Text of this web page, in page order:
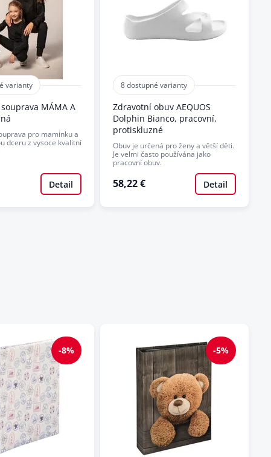
varianty
MÁMA A
pro maminku a
dceru z vysoce kvalitní
Detail
8 dostupné varianty
Zdravotní obuv AEQUOS
Dolphin Bianco, pracovní,
protiskluzné
Obuv je určená pro ženy a větší děti.
Je velmi často používána jako
pracovní obuv.
58,22 € Detail
-8% -5%